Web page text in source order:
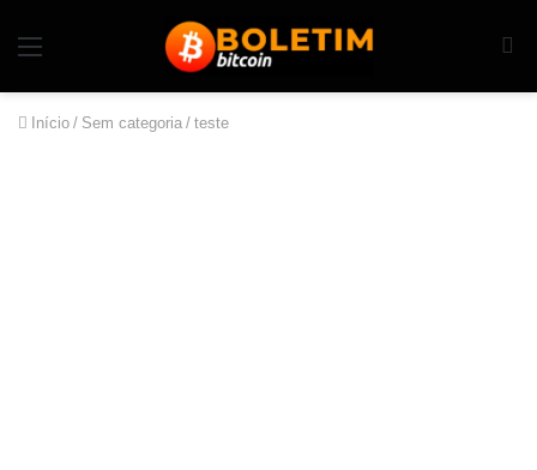
Início / Sem categoria / teste